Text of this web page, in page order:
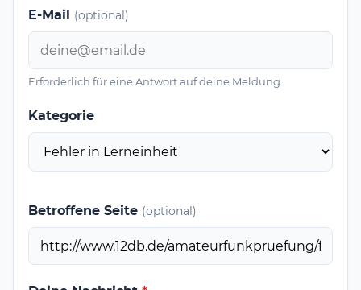
E-Mail (optional)
Erforderlich für eine Antwort auf deine Meldung.
Kategorie
Betroffene Seite (optional)